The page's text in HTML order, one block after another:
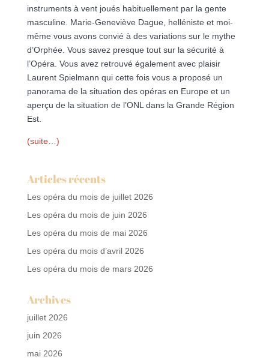
instruments à vent joués habituellement par la gente
masculine. Marie-Geneviève Dague, helléniste et moi-
même vous avons convié à des variations sur le mythe
d’Orphée. Vous savez presque tout sur la sécurité à
l’Opéra. Vous avez retrouvé également avec plaisir
Laurent Spielmann qui cette fois vous a proposé un
panorama de la situation des opéras en Europe et un
aperçu de la situation de l’ONL dans la Grande Région
Est.
(suite…)
Articles récents
Les opéra du mois de juillet 2026
Les opéra du mois de juin 2026
Les opéra du mois de mai 2026
Les opéra du mois d’avril 2026
Les opéra du mois de mars 2026
Archives
juillet 2026
juin 2026
mai 2026